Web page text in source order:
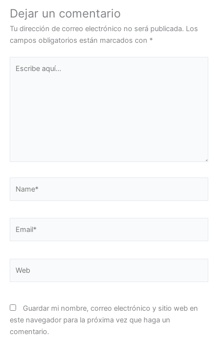
Dejar un comentario
Tu dirección de correo electrónico no será publicada. Los
campos obligatorios están marcados con *
aquí...
Guardar mi nombre, correo electrónico y sitio web en
este navegador para la próxima vez que haga un
comentario.